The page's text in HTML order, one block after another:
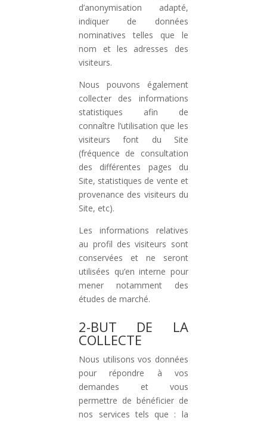
d’anonymisation adapté,
indiquer de données
nominatives telles que le
nom et les adresses des
visiteurs.
Nous pouvons également
collecter des informations
statistiques afin de
connaître l’utilisation que les
visiteurs font du Site
(fréquence de consultation
des différentes pages du
Site, statistiques de vente et
provenance des visiteurs du
Site, etc).
Les informations relatives
au profil des visiteurs sont
conservées et ne seront
utilisées qu’en interne pour
mener notamment des
études de marché.
2-BUT DE LA
COLLECTE
Nous utilisons vos données
pour répondre à vos
demandes et vous
permettre de bénéficier de
nos services tels que : la